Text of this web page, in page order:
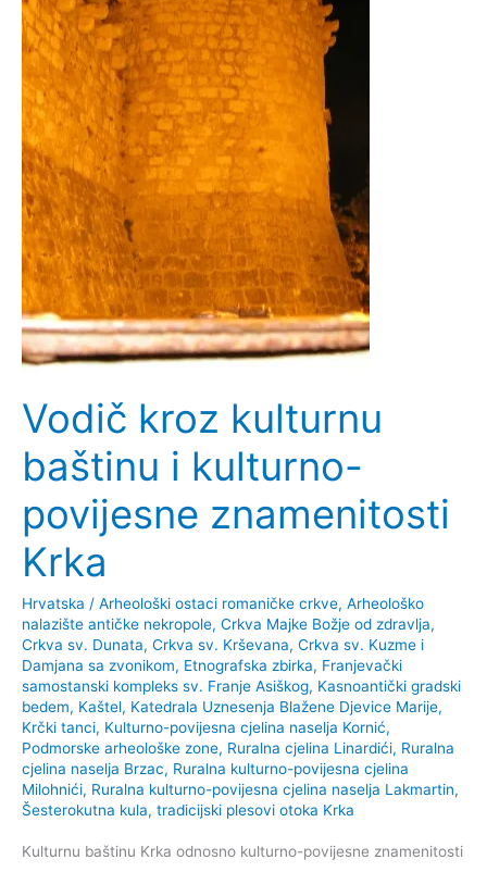
Vodič kroz kulturnu
baštinu i kulturno-
povijesne znamenitosti
Krka
Hrvatska / Arheološki ostaci romaničke crkve, Arheološko
nalazište antičke nekropole, Crkva Majke Božje od zdravlja,
Crkva sv. Dunata, Crkva sv. Krševana, Crkva sv. Kuzme i
Damjana sa zvonikom, Etnografska zbirka, Franjevački
samostanski kompleks sv. Franje Asiškog, Kasnoantički gradski
bedem, Kaštel, Katedrala Uznesenja Blažene Djevice Marije,
Krčki tanci, Kulturno-povijesna cjelina naselja Kornić,
Podmorske arheološke zone, Ruralna cjelina Linardići, Ruralna
cjelina naselja Brzac, Ruralna kulturno-povijesna cjelina
Milohnići, Ruralna kulturno-povijesna cjelina naselja Lakmartin,
Šesterokutna kula, tradicijski plesovi otoka Krka
Kulturnu baštinu Krka odnosno kulturno-povijesne znamenitosti